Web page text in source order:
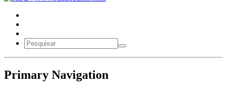
Primary Navigation